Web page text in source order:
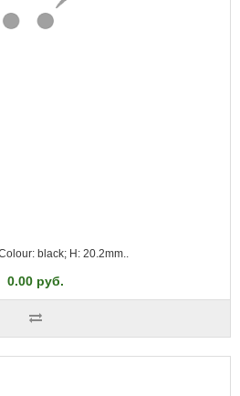
black; H: 20.2mm..
0.00 руб.